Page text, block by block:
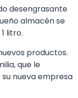
desengrasante
almacén se
litro.
productos.
que le
nueva empresa